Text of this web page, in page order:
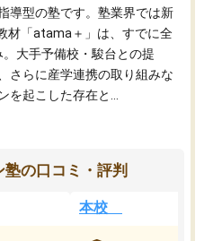
導型の塾です。塾業界では新
材「atama＋」は、すでに全
大手予備校・駿台との提
さらに産学連携の取り組みな
を起こした存在と...
の口コミ・評判
本校